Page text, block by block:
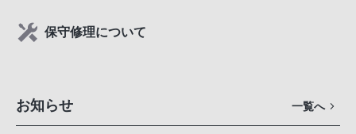
保守修理について
お知らせ 一覧へ